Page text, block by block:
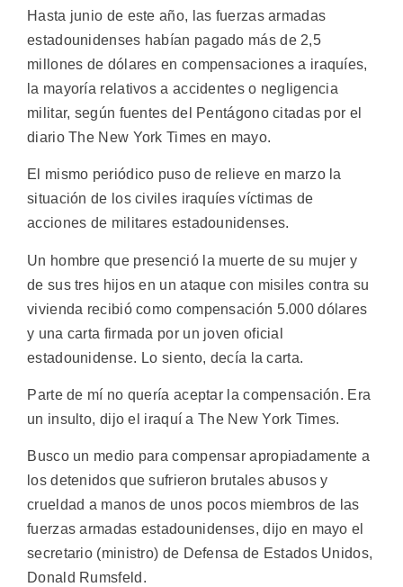
Hasta junio de este año, las fuerzas armadas
estadounidenses habían pagado más de 2,5
millones de dólares en compensaciones a iraquíes,
la mayoría relativos a accidentes o negligencia
militar, según fuentes del Pentágono citadas por el
diario The New York Times en mayo.
El mismo periódico puso de relieve en marzo la
situación de los civiles iraquíes víctimas de
acciones de militares estadounidenses.
Un hombre que presenció la muerte de su mujer y
de sus tres hijos en un ataque con misiles contra su
vivienda recibió como compensación 5.000 dólares
y una carta firmada por un joven oficial
estadounidense. Lo siento, decía la carta.
Parte de mí no quería aceptar la compensación. Era
un insulto, dijo el iraquí a The New York Times.
Busco un medio para compensar apropiadamente a
los detenidos que sufrieron brutales abusos y
crueldad a manos de unos pocos miembros de las
fuerzas armadas estadounidenses, dijo en mayo el
secretario (ministro) de Defensa de Estados Unidos,
Donald Rumsfeld.